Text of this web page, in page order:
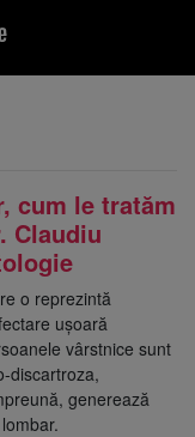
cum le tratăm
Claudiu
o reprezintă
ușoară
vârstnice sunt
discartroza,
generează